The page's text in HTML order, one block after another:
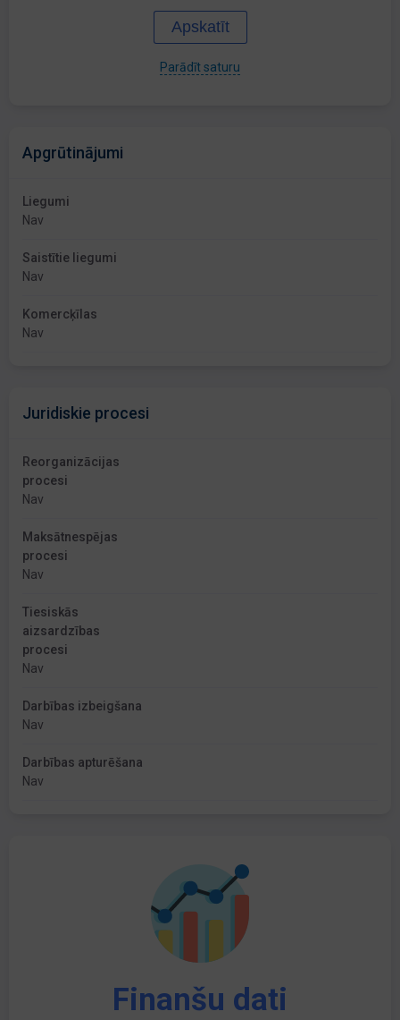
Apskatīt
Parādīt saturu
Apgrūtinājumi
Liegumi
Nav
Saistītie liegumi
Nav
Komercķīlas
Nav
Juridiskie procesi
Reorganizācijas
procesi
Nav
Maksātnespējas
procesi
Nav
Tiesiskās
aizsardzības
procesi
Nav
Darbības izbeigšana
Nav
Darbības apturēšana
Nav
Finanšu dati